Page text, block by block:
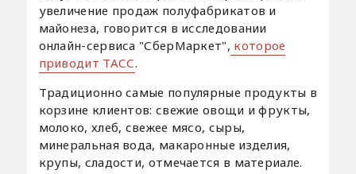
увеличение продаж полуфабрикатов и
майонеза, говорится в исследовании
онлайн-сервиса "СберМаркет", которое
приводит ТАСС.
Традиционно самые популярные продукты в
корзине клиентов: свежие овощи и фрукты,
молоко, хлеб, свежее мясо, сыры,
минеральная вода, макаронные изделия,
крупы, сладости, отмечается в материале.